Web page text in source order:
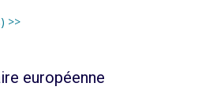
>>
européenne